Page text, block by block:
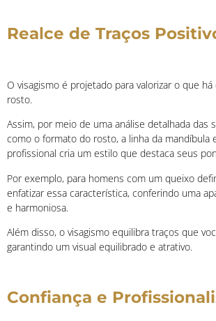
Realce de Traços
O visagismo é projetado para valorizar o que
rosto.
Assim, por meio de uma análise detalhada das
como o formato do rosto, a linha da mandíbula
profissional cria um estilo que destaca seus
Por exemplo, para homens com um queixo
enfatizar essa característica, conferindo uma
e harmoniosa.
Além disso, o visagismo equilibra traços que
garantindo um visual equilibrado e atrativo.
Confiança e